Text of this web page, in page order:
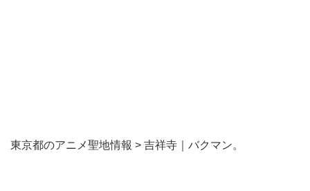
東京都のアニメ聖地情報 > 吉祥寺｜バクマン。